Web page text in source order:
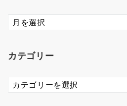
ア
ー
ブ
カテゴリー
カ
テ